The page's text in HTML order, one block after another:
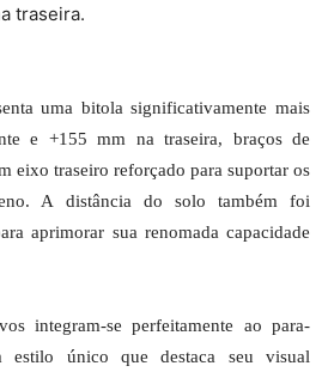
traseira.
uma bitola significativamente mais
e +155 mm na traseira, braços de
eixo traseiro reforçado para suportar os
A distância do solo também foi
aprimorar sua renomada capacidade
integram-se perfeitamente ao para-
estilo único que destaca seu visual